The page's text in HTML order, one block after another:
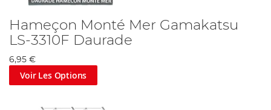
Hameçon Monté Mer Gamakatsu
LS-3310F Daurade
6,95 €
Voir Les Options